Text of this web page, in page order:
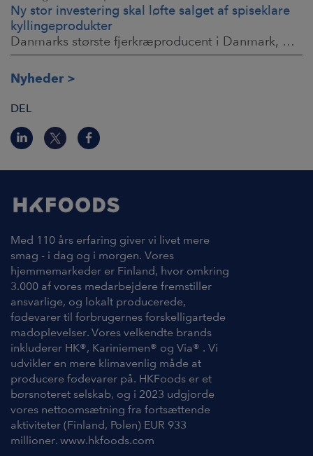
Ny stor investering skal løfte salget af spiseklare
kyllingeprodukter
Danmarks største fjerkræproducent i Danmark, HKScan Denmark, der til daglig primært lever af at levere højkvalitets ferske og frosne kyllinger til danske
Nyheder
DEL
Med 110 års erfaring giver vi livet mere
smag - i dag og i morgen. Vores
hjemmemarkeder er Finland, hvor omkring
3.000 af vores medarbejdere fremstiller
ansvarlige, og lokalt producerede,
fødevarer til forbrugernes forskelligartede
madoplevelser. Vores velkendte brands
inkluderer HK®, Kariniemen® og Via® . Vi
udvikler en mere klimavenlig måde at
producere fødevarer på. HKFoods er et
børsnoteret selskab, og i 2023 udgjorde
vores nettoomsætning fra fortsættende
aktiviteter (Finland, Polen) EUR 933
millioner. www.hkfoods.com